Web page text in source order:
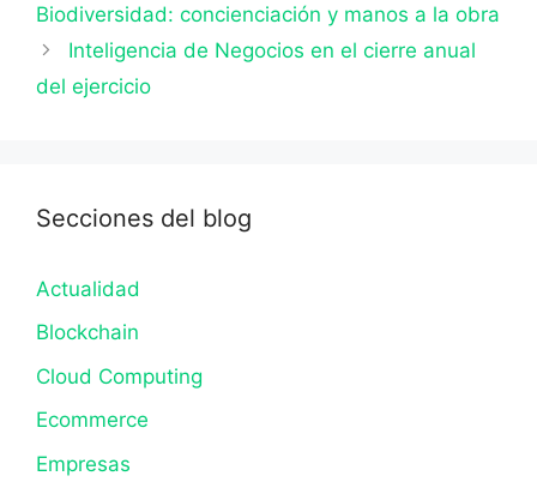
Biodiversidad: concienciación y manos a la obra
Inteligencia de Negocios en el cierre anual
del ejercicio
Secciones del blog
Actualidad
Blockchain
Cloud Computing
Ecommerce
Empresas